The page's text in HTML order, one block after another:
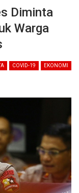
Diminta
Warga
COVID-19 EKONOMI